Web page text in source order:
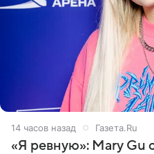
14 часов назад Газета.Ru
«Я ревную»: Mary Gu